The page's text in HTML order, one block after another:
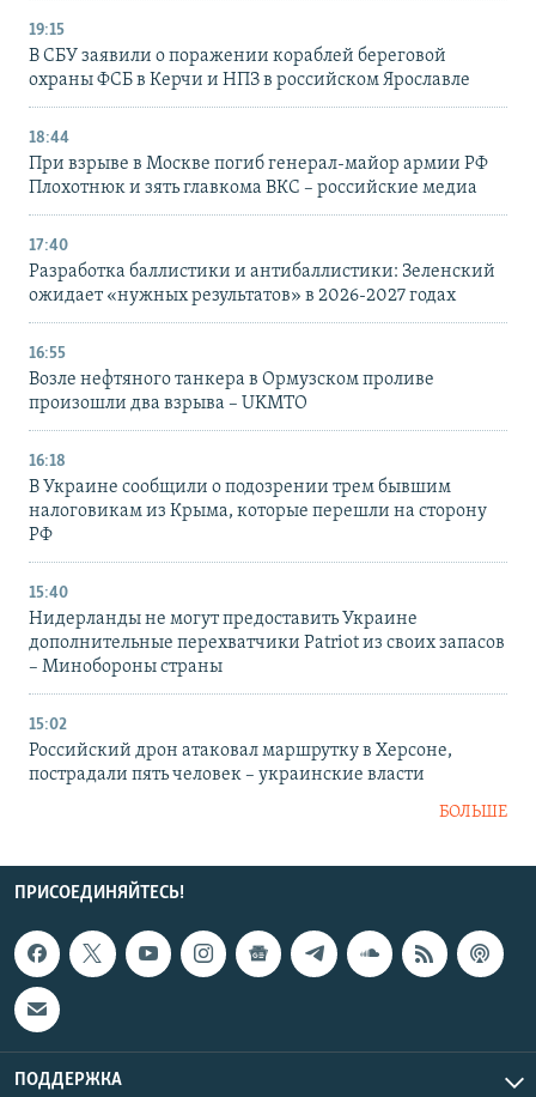
19:15
В СБУ заявили о поражении кораблей береговой
охраны ФСБ в Керчи и НПЗ в российском Ярославле
18:44
При взрыве в Москве погиб генерал-майор армии РФ
Плохотнюк и зять главкома ВКС – российские медиа
17:40
Разработка баллистики и антибаллистики: Зеленский
ожидает «нужных результатов» в 2026-2027 годах
16:55
Возле нефтяного танкера в Ормузском проливе
произошли два взрыва – UKMTO
16:18
В Украине сообщили о подозрении трем бывшим
налоговикам из Крыма, которые перешли на сторону
РФ
15:40
Нидерланды не могут предоставить Украине
дополнительные перехватчики Patriot из своих запасов
– Минобороны страны
15:02
Российский дрон атаковал маршрутку в Херсоне,
пострадали пять человек – украинские власти
БОЛЬШЕ
ПРИСОЕДИНЯЙТЕСЬ!
ПОДДЕРЖКА